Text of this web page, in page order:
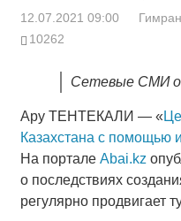
12.07.2021 09:00
10262
Сетевые СМИ о
Ару ТЕНТЕКАЛИ — «
Казахстана с помощью
На портале Аbai.kz
о последствиях
регулярно продвигает